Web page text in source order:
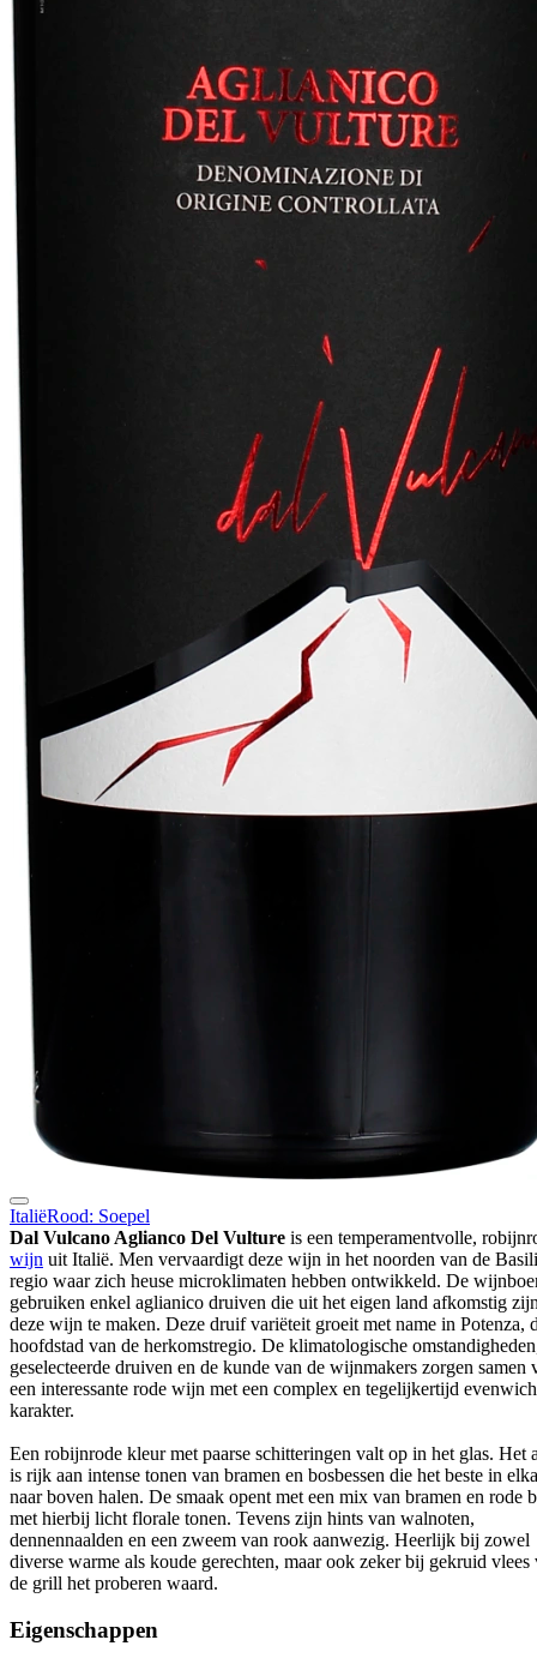
ItaliëRood: Soepel
Dal Vulcano Aglianco Del Vulture is een temperamentvolle,
wijn uit Italië. Men vervaardigt deze wijn in het noorden van de
regio waar zich heuse microklimaten hebben ontwikkeld. De
gebruiken enkel aglianico druiven die uit het eigen land afkomstig
deze wijn te maken. Deze druif variëteit groeit met name in Potenza,
hoofdstad van de herkomstregio. De klimatologische
geselecteerde druiven en de kunde van de wijnmakers zorgen samen
een interessante rode wijn met een complex en tegelijkertijd
karakter.
Een robijnrode kleur met paarse schitteringen valt op in het glas. Het
is rijk aan intense tonen van bramen en bosbessen die het beste in
naar boven halen. De smaak opent met een mix van bramen en rode
met hierbij licht florale tonen. Tevens zijn hints van walnoten,
dennennaalden en een zweem van rook aanwezig. Heerlijk bij zowel
diverse warme als koude gerechten, maar ook zeker bij gekruid vlees
de grill het proberen waard.
Eigenschappen